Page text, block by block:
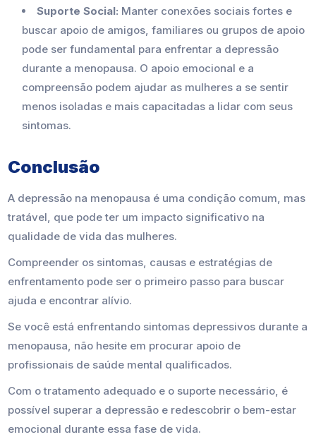
Suporte Social: Manter conexões sociais fortes e
buscar apoio de amigos, familiares ou grupos de apoio
pode ser fundamental para enfrentar a depressão
durante a menopausa. O apoio emocional e a
compreensão podem ajudar as mulheres a se sentir
menos isoladas e mais capacitadas a lidar com seus
sintomas.
Conclusão
A depressão na menopausa é uma condição comum, mas
tratável, que pode ter um impacto significativo na
qualidade de vida das mulheres.
Compreender os sintomas, causas e estratégias de
enfrentamento pode ser o primeiro passo para buscar
ajuda e encontrar alívio.
Se você está enfrentando sintomas depressivos durante a
menopausa, não hesite em procurar apoio de
profissionais de saúde mental qualificados.
Com o tratamento adequado e o suporte necessário, é
possível superar a depressão e redescobrir o bem-estar
emocional durante essa fase de vida.